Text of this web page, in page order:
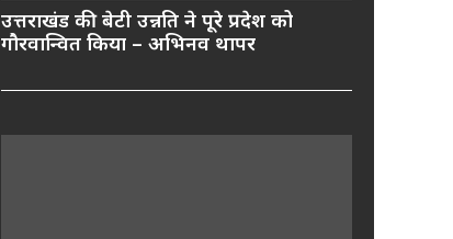
उत्तराखंड की बेटी उन्नति ने पूरे प्रदेश को
गौरवान्वित किया – अभिनव थापर